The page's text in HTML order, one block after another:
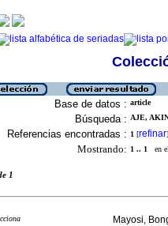
Base de datos : article
Búsqueda : AJE,
Referencias encontradas : 1 [refinar]
Mostrando: 1 .. 1 en
1
Mayosi,